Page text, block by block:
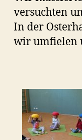
versuchten
In der
wir umfielen